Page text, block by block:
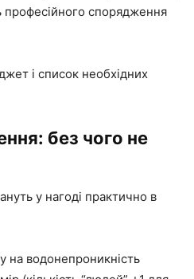
спорядження
і список необхідних
без чого не
у нагоді практично в
на водонепроникність